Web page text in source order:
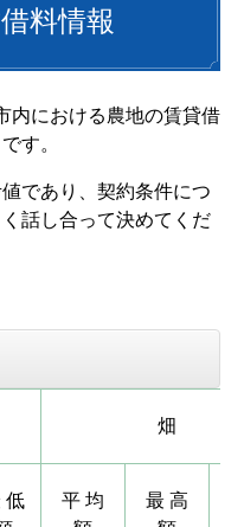
料情報
内における農地の賃貸借
す。
であり、契約条件につ
話し合って決めてくだ
畑
低
平 均
最 高